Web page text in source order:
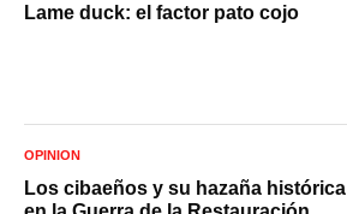
Lame duck: el factor pato cojo
OPINIÓN
Los cibaeños y su hazaña histórica